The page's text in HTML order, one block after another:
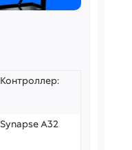
Контроллер:
Synapse A32